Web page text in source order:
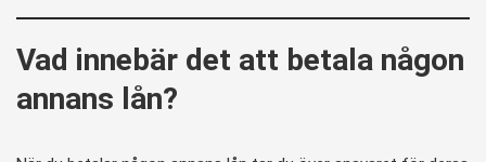
Vad innebär det att betala någon
annans lån?